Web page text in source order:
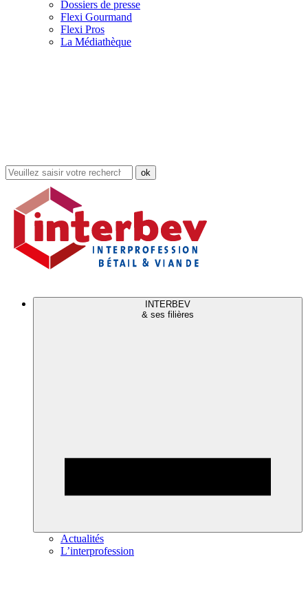
Dossiers de presse
Flexi Gourmand
Flexi Pros
La Médiathèque
Rechercher
dans
site
INTERBEV
& ses filières
Actualités
L’interprofession